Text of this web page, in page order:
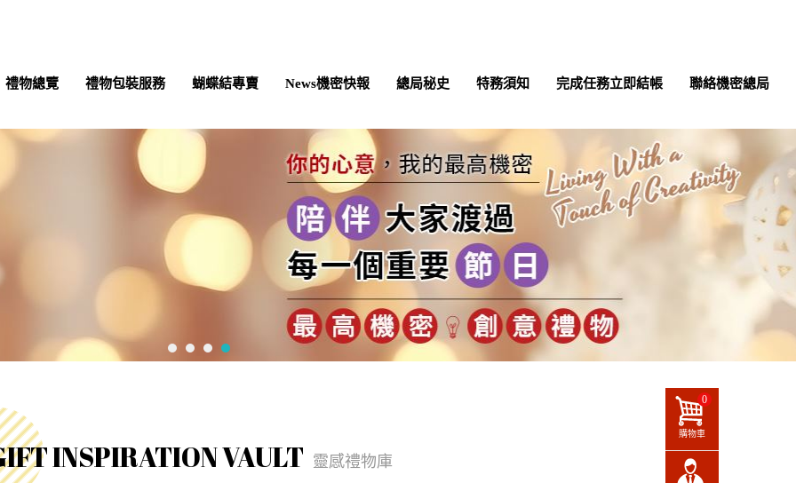
禮物總覽 禮物包裝服務 蝴蝶結專賣 News機密快報 總局秘史 特務須知 完成任務立即結帳 聯絡機密總局
INSPIRATION VAULT 靈感禮物庫
購物車
0